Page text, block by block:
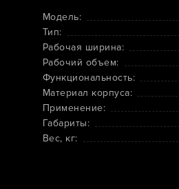
Модель:
Тип:
Рабочая ширина:
Рабочий объем:
Функциональность:
Материал корпуса:
Применение:
Габариты:
Вес, кг: